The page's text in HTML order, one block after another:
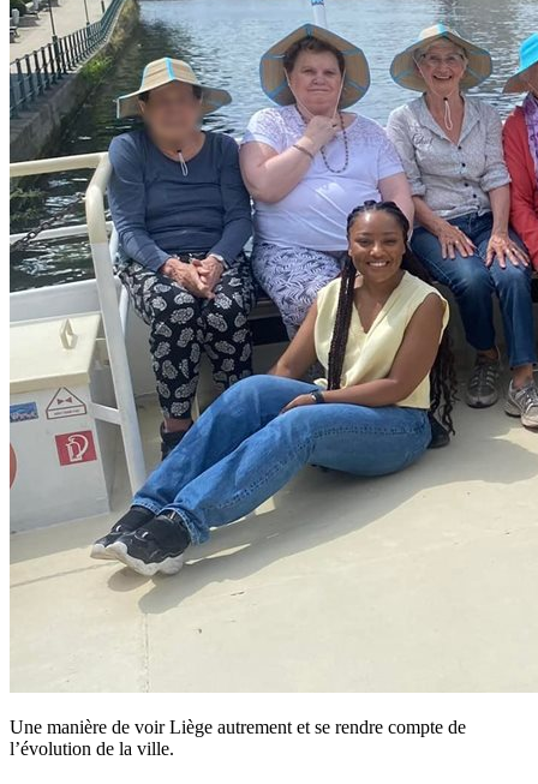
Une manière de voir Liège autrement et se rendre compte de
l’évolution de la ville.